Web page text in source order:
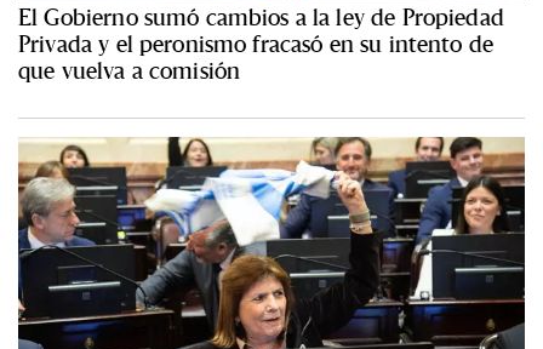
El Gobierno sumó cambios a la ley de Propiedad
Privada y el peronismo fracasó en su intento de
que vuelva a comisión